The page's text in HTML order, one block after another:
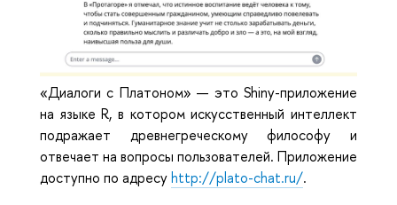
«Диалоги с Платоном» — это Shiny-приложение
на языке R, в котором искусственный интеллект
подражает древнегреческому философу и
отвечает на вопросы пользователей. Приложение
доступно по адресу http://plato-chat.ru/.